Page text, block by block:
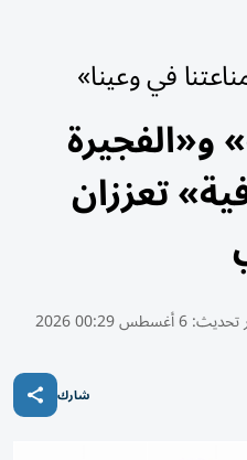
في وعينا»
و«الفجيرة
تعززان
تحديث:6 أغسطس 00:29 2026
شارك